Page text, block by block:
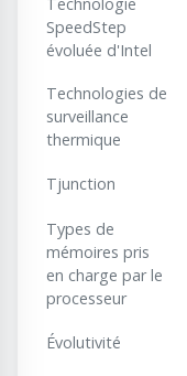
Technologie
SpeedStep
évoluée d'Intel
Technologies de
surveillance
thermique
Tjunction
Types de
mémoires pris
en charge par le
processeur
Évolutivité